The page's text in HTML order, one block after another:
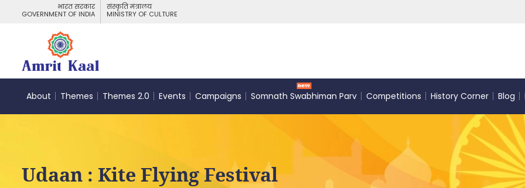
भारत सरकार
GOVERNMENT OF INDIA
संस्कृति मंत्रालय
MINISTRY OF CULTURE
About Themes Themes 2.0 Events Campaigns Somnath Swabhiman Parv Competitions History Corner Blog
Udaan : Kite Flying Festival